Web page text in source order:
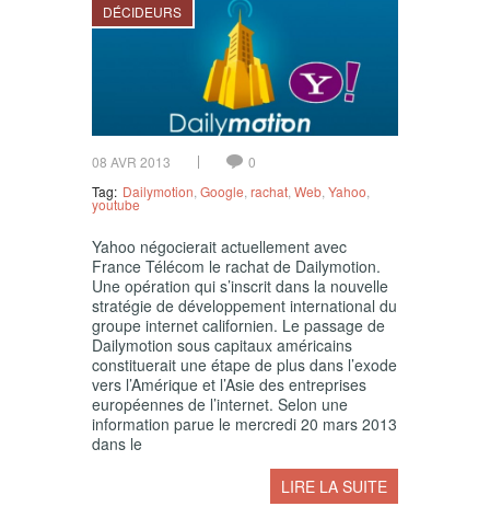
DÉCIDEURS
08 AVR 2013
0
Tag: Dailymotion Google rachat Web Yahoo
youtube
Yahoo négocierait actuellement avec
France Télécom le rachat de Dailymotion.
Une opération qui s’inscrit dans la nouvelle
stratégie de développement international du
groupe internet californien. Le passage de
Dailymotion sous capitaux américains
constituerait une étape de plus dans l’exode
vers l’Amérique et l’Asie des entreprises
européennes de l’internet. Selon une
information parue le mercredi 20 mars 2013
dans le
LIRE LA SUITE